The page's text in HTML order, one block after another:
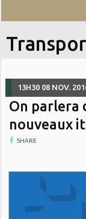
13H30 08 NOV.
On parlera
nouveaux
SHARE